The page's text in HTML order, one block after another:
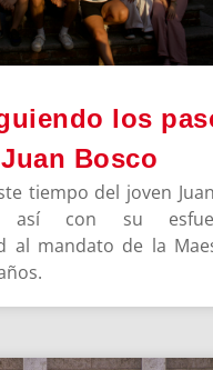
los
Bosco
tiempo del joven
así con su
al mandato de la